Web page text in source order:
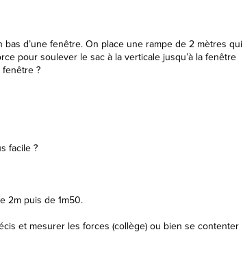
d’une fenêtre. On place une rampe de 2 mètres qui
pour soulever le sac à la verticale jusqu’à la fenêtre
fenêtre ?
facile ?
2m puis de 1m50.
et mesurer les forces (collège) ou bien se contenter